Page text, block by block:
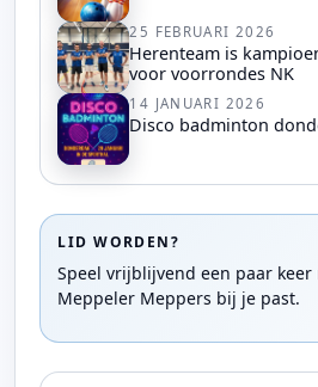
25 FEBRUARI 2026
Herenteam is
voor voorrondes NK
14 JANUARI 2026
Disco badminton
LID WORDEN?
Speel vrijblijvend een paar
Meppeler Meppers bij je past.